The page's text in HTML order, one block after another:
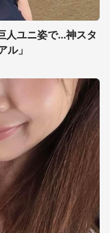
人ユニ姿で...神スタ
ル」